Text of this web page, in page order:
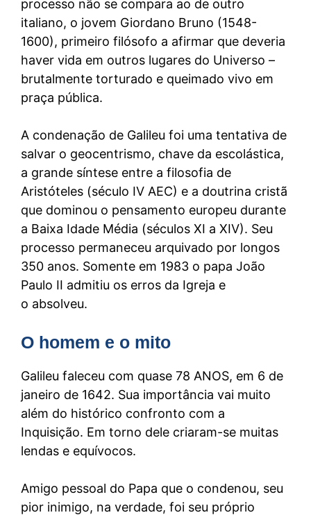
processo não se compara ao de outro
italiano, o jovem Giordano Bruno (1548-
1600), primeiro filósofo a afirmar que deveria
haver vida em outros lugares do Universo –
brutalmente torturado e queimado vivo em
praça pública.
A condenação de Galileu foi uma tentativa de
salvar o geocentrismo, chave da escolástica,
a grande síntese entre a filosofia de
Aristóteles (século IV AEC) e a doutrina cristã
que dominou o pensamento europeu durante
a Baixa Idade Média (séculos XI a XIV). Seu
processo permaneceu arquivado por longos
350 anos. Somente em 1983 o papa João
Paulo II admitiu os erros da Igreja e
o absolveu.
O homem e o mito
Galileu faleceu com quase 78 ANOS, em 6 de
janeiro de 1642. Sua importância vai muito
além do histórico confronto com a
Inquisição. Em torno dele criaram-se muitas
lendas e equívocos.
Amigo pessoal do Papa que o condenou, seu
pior inimigo, na verdade, foi seu próprio